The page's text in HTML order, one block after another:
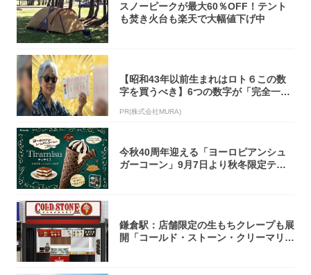
スノーピークが最大60％OFF！テント
も焚き火台も楽天で大幅値下げ中
【昭和43年以前生まれはロト６この数
字を買うべき】6つの数字が「完全一
PR(株式会社MURA)
今秋40周年迎える「ヨーロピアンシュ
ガーコーン」9月7日より秋冬限定ティ
鎌倉駅：店舗限定の生もちクレープも展
開「コールド・ストーン・クリーマリ